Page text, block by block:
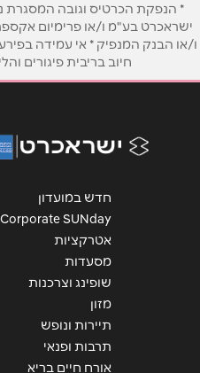
אימייל*
אנא חזרו אלי בקשר ל...
* הנפקת הכרטיס וגובה המסגרת
ישראכרט בע"מ ו/או פרימיום
ו/או הבנק המנפיק * אי עמידה
חיוב בריבית פיגורים
חדש במועדון
Corporate SUNday
אטרקציות
מסעדות
שופינג וצרכנות
מזון
תיירות ונופש
תרבות ופנאי
אורח חיים בריא